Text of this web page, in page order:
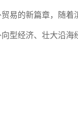
易的新篇章，随
型经济、壮大沿海